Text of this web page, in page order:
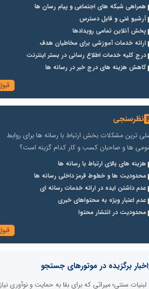
همراهی شبکه های اجتماعی و پیام رسان ها
آرشیو غنی و قابل دسترس
پخش آنلاین تمامی رویدادها
ارائه خدمات آموزشی برای مخاطیان هدف
درج کلیه خدمات اطلاع رسانی در بستر اینترنت
کاهش هزینه های درج خبر در رسانه ها
نظرسنجی
ترین مشکلات بخش ارتباط با رسانه ها برای روابط
ها و صاحبان کسب و کار کدام گزینه است؟
هزینه های بالای ارتباط با رسانه ها
محدودیت ها و خطوط قرمز داخلی رسانه ها
عدم داشتن ایده در ارائه خدمات رسانه ای
عدم اعتبار ویژه به محتواهای خبری
محدودیت در انتشار محتوا
اخبار برگزیده در موتورهای جستجو
لبنیات سنتی؛ میراثی که برای بقا به حمایت و نوآوری نیاز